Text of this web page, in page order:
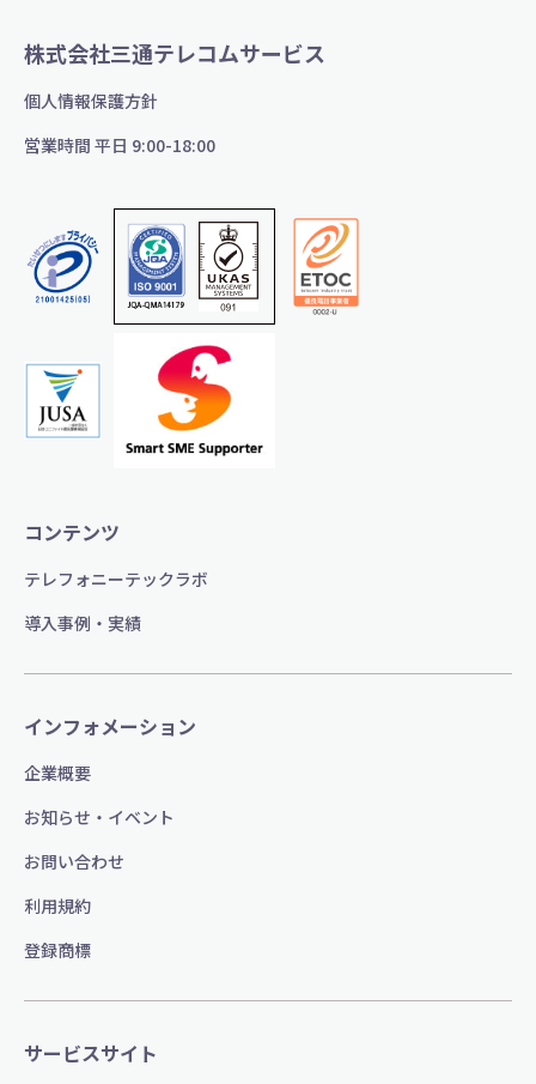
株式会社三通テレコムサービス
個人情報保護方針
営業時間 平日 9:00-18:00
コンテンツ
テレフォニーテックラボ
導入事例・実績
インフォメーション
企業概要
お知らせ・イベント
お問い合わせ
利用規約
登録商標
サービスサイト